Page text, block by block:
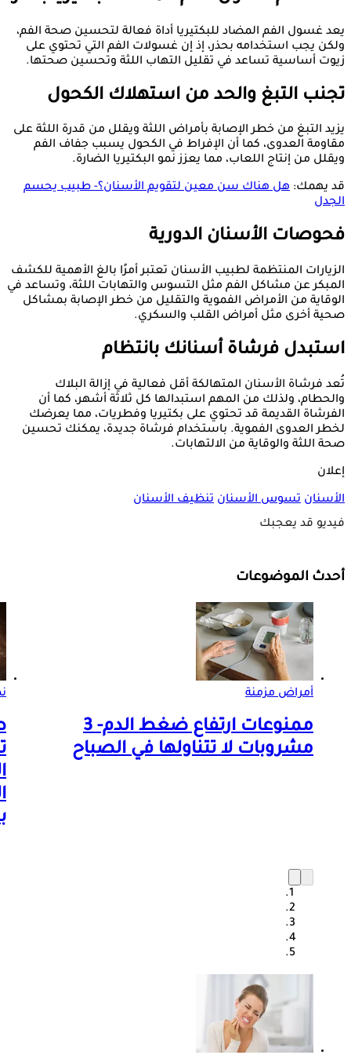
يعد غسول الفم المضاد للبكتيريا أداة فعالة لتحسين صحة الفم،
ولكن يجب استخدامه بحذر، إذ إن غسولات الفم التي تحتوي على
زيوت أساسية تساعد في تقليل التهاب اللثة وتحسين صحتها.
تجنب التبغ والحد من استهلاك الكحول
يزيد التبغ من خطر الإصابة بأمراض اللثة ويقلل من قدرة اللثة على
مقاومة العدوى، كما أن الإفراط في الكحول يسبب جفاف الفم
ويقلل من إنتاج اللعاب، مما يعزز نمو البكتيريا الضارة.
قد يهمك: هل هناك سن معين لتقويم الأسنان؟- طبيب يحسم
الجدل
فحوصات الأسنان الدورية
الزيارات المنتظمة لطبيب الأسنان تعتبر أمرًا بالغ الأهمية للكشف
المبكر عن مشاكل الفم مثل التسوس والتهابات اللثة، وتساعد في
الوقاية من الأمراض الفموية والتقليل من خطر الإصابة بمشاكل
صحية أخرى مثل أمراض القلب والسكري.
استبدل فرشاة أسنانك بانتظام
تُعد فرشاة الأسنان المتهالكة أقل فعالية في إزالة البلاك
والحطام، ولذلك من المهم استبدالها كل ثلاثة أشهر، كما أن
الفرشاة القديمة قد تحتوي على بكتيريا وفطريات، مما يعرضك
لخطر العدوى الفموية. باستخدام فرشاة جديدة، يمكنك تحسين
صحة اللثة والوقاية من الالتهابات.
إعلان
الأسنان تسوس الأسنان تنظيف الأسنان
فيديو قد يعجبك
أحدث الموضوعات
أمراض مزمنة
ممنوعات ارتفاع ضغط الدم- 3
مشروبات لا تتناولها في الصباح